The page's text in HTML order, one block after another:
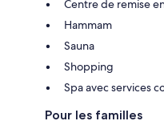
Centre de remise
Hammam
Sauna
Shopping
Spa avec services
Pour les familles